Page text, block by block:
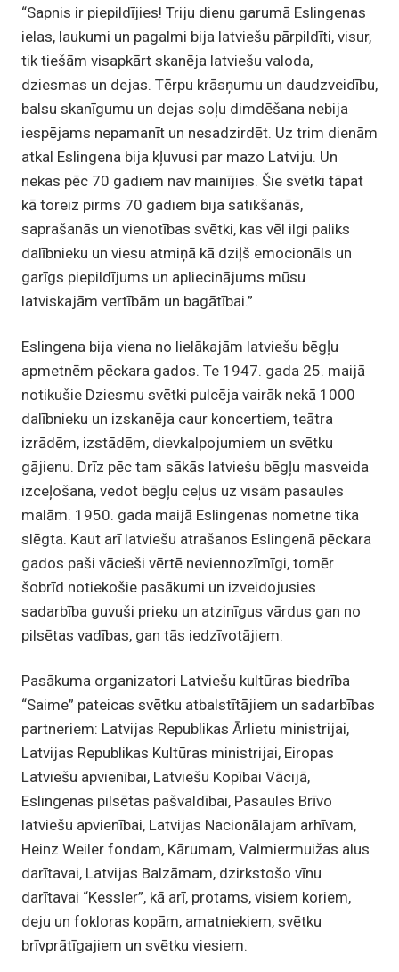
“Sapnis ir piepildījies! Triju dienu garumā Eslingenas
ielas, laukumi un pagalmi bija latviešu pārpildīti, visur,
tik tiešām visapkārt skanēja latviešu valoda,
dziesmas un dejas. Tērpu krāsņumu un daudzveidību,
balsu skanīgumu un dejas soļu dimdēšana nebija
iespējams nepamanīt un nesadzirdēt. Uz trim dienām
atkal Eslingena bija kļuvusi par mazo Latviju. Un
nekas pēc 70 gadiem nav mainījies. Šie svētki tāpat
kā toreiz pirms 70 gadiem bija satikšanās,
saprašanās un vienotības svētki, kas vēl ilgi paliks
dalībnieku un viesu atmiņā kā dziļš emocionāls un
garīgs piepildījums un apliecinājums mūsu
latviskajām vertībām un bagātībai.”
Eslingena bija viena no lielākajām latviešu bēgļu
apmetnēm pēckara gados. Te 1947. gada 25. maijā
notikušie Dziesmu svētki pulcēja vairāk nekā 1000
dalībnieku un izskanēja caur koncertiem, teātra
izrādēm, izstādēm, dievkalpojumiem un svētku
gājienu. Drīz pēc tam sākās latviešu bēgļu masveida
izceļošana, vedot bēgļu ceļus uz visām pasaules
malām. 1950. gada maijā Eslingenas nometne tika
slēgta. Kaut arī latviešu atrašanos Eslingenā pēckara
gados paši vācieši vērtē neviennozīmīgi, tomēr
šobrīd notiekošie pasākumi un izveidojusies
sadarbība guvuši prieku un atzinīgus vārdus gan no
pilsētas vadības, gan tās iedzīvotājiem.
Pasākuma organizatori Latviešu kultūras biedrība
“Saime” pateicas svētku atbalstītājiem un sadarbības
partneriem: Latvijas Republikas Ārlietu ministrijai,
Latvijas Republikas Kultūras ministrijai, Eiropas
Latviešu apvienībai, Latviešu Kopībai Vācijā,
Eslingenas pilsētas pašvaldībai, Pasaules Brīvo
latviešu apvienībai, Latvijas Nacionālajam arhīvam,
Heinz Weiler fondam, Kārumam, Valmiermuižas alus
darītavai, Latvijas Balzāmam, dzirkstošo vīnu
darītavai “Kessler”, kā arī, protams, visiem koriem,
deju un fokloras kopām, amatniekiem, svētku
brīvprātīgajiem un svētku viesiem.